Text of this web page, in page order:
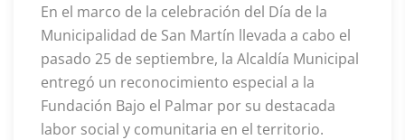
En el marco de la celebración del Día de la
Municipalidad de San Martín llevada a cabo el
pasado 25 de septiembre, la Alcaldía Municipal
entregó un reconocimiento especial a la
Fundación Bajo el Palmar por su destacada
labor social y comunitaria en el territorio.